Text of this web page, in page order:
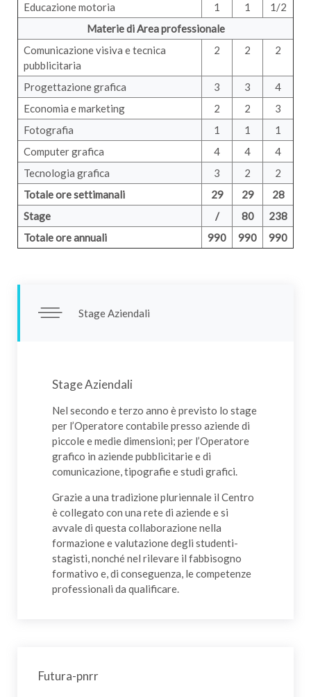
Educazione motoria
1 1
1/2
Materie di Area professionale
Comunicazione visiva e tecnica
pubblicitaria
2 2 2
Progettazione grafica 3 3
4
Economia e marketing
2 2
3
Fotografia
1 1
1
Computer grafica
4 4
4
Tecnologia grafica
3 2
2
Totale ore settimanali
29 29
28
Stage
/ 80
238
Totale ore annuali
990 990 990
Stage Aziendali
Stage Aziendali
Nel secondo e terzo anno è previsto lo stage
per l’Operatore contabile presso aziende di
piccole e medie dimensioni; per l’Operatore
grafico in aziende pubblicitarie e di
comunicazione, tipografie e studi grafici.
Grazie a una tradizione pluriennale il Centro
è collegato con una rete di aziende e si
avvale di questa collaborazione nella
formazione e valutazione degli studenti-
stagisti, nonché nel rilevare il fabbisogno
formativo e, di conseguenza, le competenze
professionali da qualificare.
Futura-pnrr